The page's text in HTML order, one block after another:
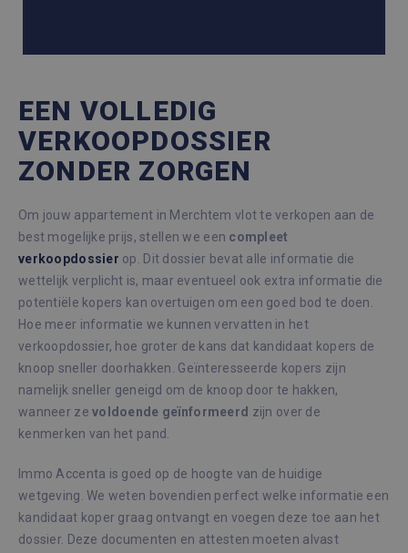
EEN VOLLEDIG
VERKOOPDOSSIER
ZONDER ZORGEN
Om jouw appartement in Merchtem vlot te verkopen aan de
best mogelijke prijs, stellen we een compleet
verkoopdossier op. Dit dossier bevat alle informatie die
wettelijk verplicht is, maar eventueel ook extra informatie die
potentiële kopers kan overtuigen om een goed bod te doen.
Hoe meer informatie we kunnen vervatten in het
verkoopdossier, hoe groter de kans dat kandidaat kopers de
knoop sneller doorhakken. Geïnteresseerde kopers zijn
namelijk sneller geneigd om de knoop door te hakken,
wanneer zevoldoende geïnformeerd zijn over de
kenmerken van het pand.
Immo Accenta is goed op de hoogte van de huidige
wetgeving. We weten bovendien perfect welke informatie een
kandidaat koper graag ontvangt en voegen deze toe aan het
dossier. Deze documenten en attesten moeten alvast